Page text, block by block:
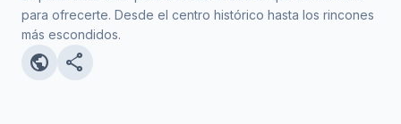
para ofrecerte. Desde el centro histórico hasta los rincones
más escondidos.
public share